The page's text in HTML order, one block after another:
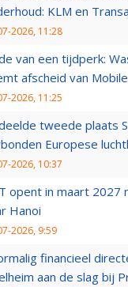
KLM en
2026, 11:28
van een tijdperk:
afscheid van
2026, 11:25
tweede plaats
Europese
2026, 10:37
opent in maart 2027
Hanoi
2026, 9:59
financieel
aan de slag bij